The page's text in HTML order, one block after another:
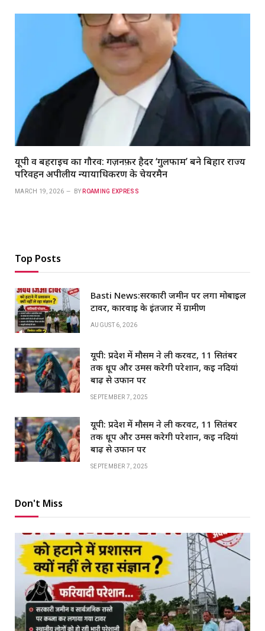
यूपी व बहराइच का गौरव: गज़नफ़र हैदर ‘गुलफाम’ बने बिहार राज्य
परिवहन अपीलीय न्यायाधिकरण के चेयरमैन
MARCH 19, 2026 BY ROAMING EXPRESS
Top Posts
Basti News:सरकारी जमीन पर लगा मोबाइल
टावर, कार्रवाई के इंतजार में ग्रामीण
AUGUST 6, 2026
यूपी: प्रदेश में मौसम ने ली करवट, 11 सितंबर
तक धूप और उमस करेगी परेशान, कई नदियां
बाढ़ से उफान पर
SEPTEMBER 7, 2025
यूपी: प्रदेश में मौसम ने ली करवट, 11 सितंबर
तक धूप और उमस करेगी परेशान, कई नदियां
बाढ़ से उफान पर
SEPTEMBER 7, 2025
Don't Miss